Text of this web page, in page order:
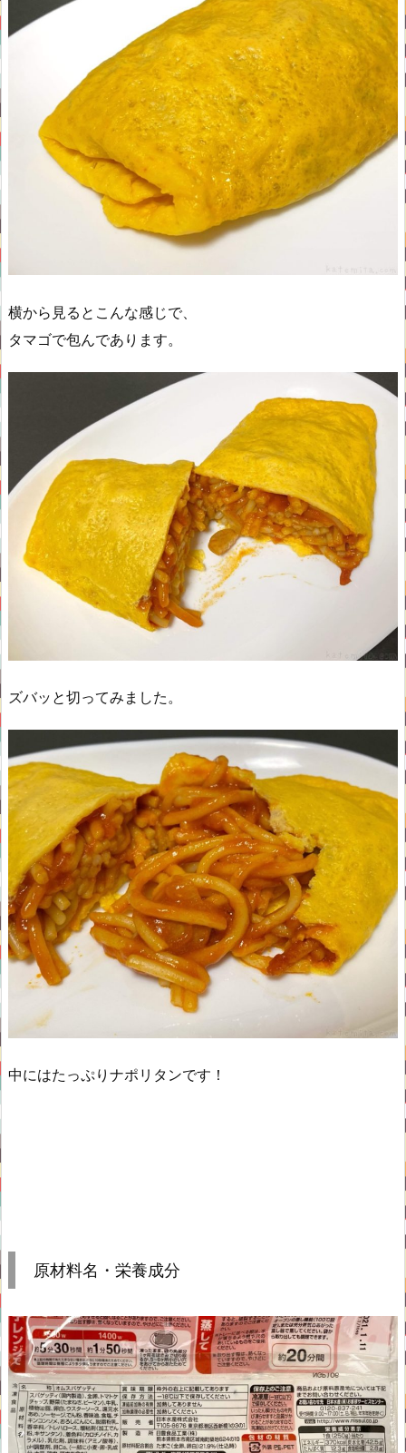
横から見るとこんな感じで、
タマゴで包んであります。
ズバッと切ってみました。
中にはたっぷりナポリタンです！
原材料名・栄養成分